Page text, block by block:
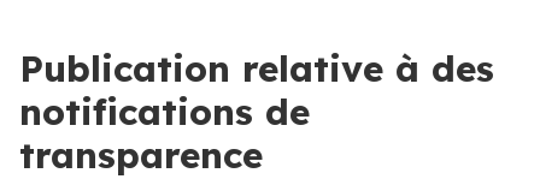
Publication relative à des
notifications de
transparence